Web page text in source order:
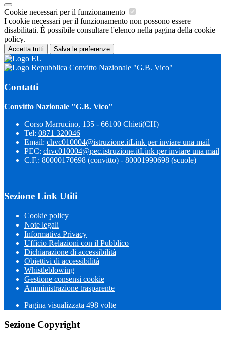
Cookie necessari per il funzionamento
I cookie necessari per il funzionamento non possono essere
disabilitati. È possibile consultare l'elenco nella pagina della cookie
policy.
Accetta tutti Salva le preferenze
Convitto Nazionale "G.B. Vico"
Contatti
Convitto Nazionale "G.B. Vico"
Corso Marrucino, 135 - 66100 Chieti(CH)
Tel: 0871 320046
Email: chvc010004@istruzione.itLink per inviare una mail
PEC: chvc010004@pec.istruzione.itLink per inviare una mail
C.F.: 80000170698 (convitto) - 80001990698 (scuole)
Sezione Link Utili
Cookie policy
Note legali
Informativa Privacy
Ufficio Relazioni con il Pubblico
Dichiarazione di accessibilità
Obiettivi di accessibilità
Whistleblowing
Gestione consensi cookie
Amministrazione trasparente
Pagina visualizzata 498 volte
Sezione Copyright